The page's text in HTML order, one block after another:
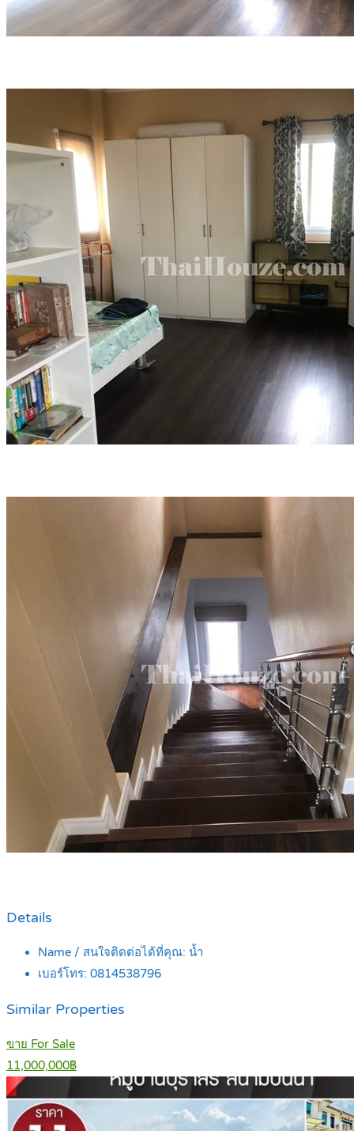
Details
Name / สนใจติดต่อได้ที่คุณ: น้ำ
เบอร์โทร: 0814538796
Similar Properties
ขาย For Sale
11,000,000฿